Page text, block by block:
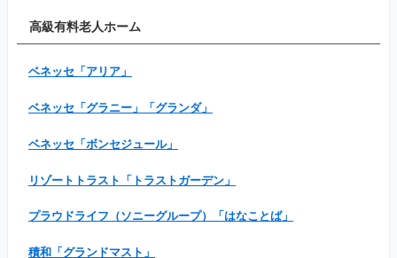
高級有料老人ホーム
ベネッセ「アリア」
ベネッセ「グラニー」「グランダ」
ベネッセ「ボンセジュール」
リゾートトラスト「トラストガーデン」
プラウドライフ（ソニーグループ）「はなことば」
積和「グランドマスト」